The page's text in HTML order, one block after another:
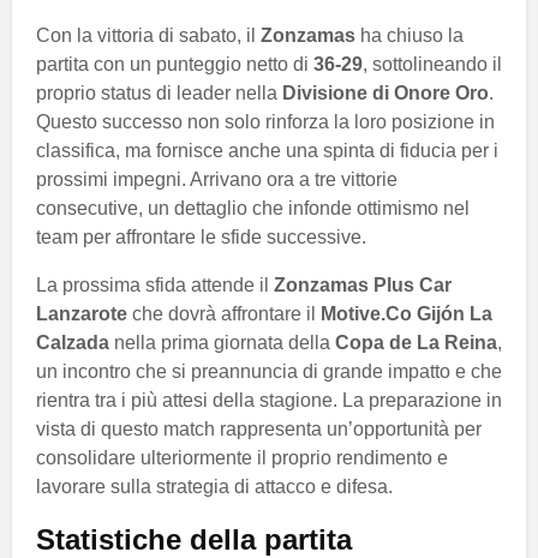
Con la vittoria di sabato, il Zonzamas ha chiuso la
partita con un punteggio netto di 36-29, sottolineando il
proprio status di leader nella Divisione di Onore Oro.
Questo successo non solo rinforza la loro posizione in
classifica, ma fornisce anche una spinta di fiducia per i
prossimi impegni. Arrivano ora a tre vittorie
consecutive, un dettaglio che infonde ottimismo nel
team per affrontare le sfide successive.
La prossima sfida attende il Zonzamas Plus Car
Lanzarote che dovrà affrontare il
Motive.Co Gijón La
Calzada nella prima giornata della Copa de La Reina,
un incontro che si preannuncia di grande impatto e che
rientra tra i più attesi della stagione. La preparazione in
vista di questo match rappresenta un’opportunità per
consolidare ulteriormente il proprio rendimento e
lavorare sulla strategia di attacco e difesa.
Statistiche della partita